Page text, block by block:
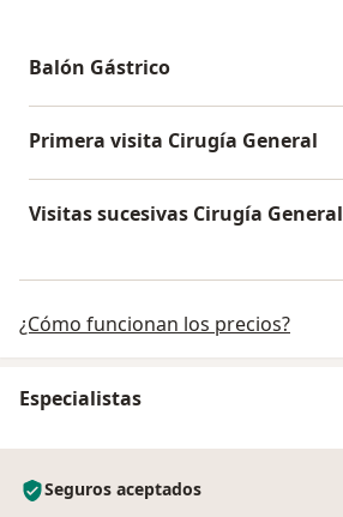
Balón Gástrico
Primera visita Cirugía General
Visitas sucesivas Cirugía General
¿Cómo funcionan los precios?
Especialistas
Seguros aceptados